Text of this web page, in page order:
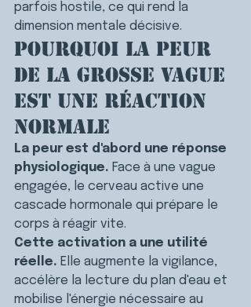
parfois hostile, ce qui rend la
dimension mentale décisive.
Pourquoi la peur
de la grosse vague
est une réaction
normale
La peur est d'abord une réponse
physiologique. Face à une vague
engagée, le cerveau active une
cascade hormonale qui prépare le
corps à réagir vite.
Cette activation a une utilité
réelle. Elle augmente la vigilance,
accélère la lecture du plan d'eau et
mobilise l'énergie nécessaire au